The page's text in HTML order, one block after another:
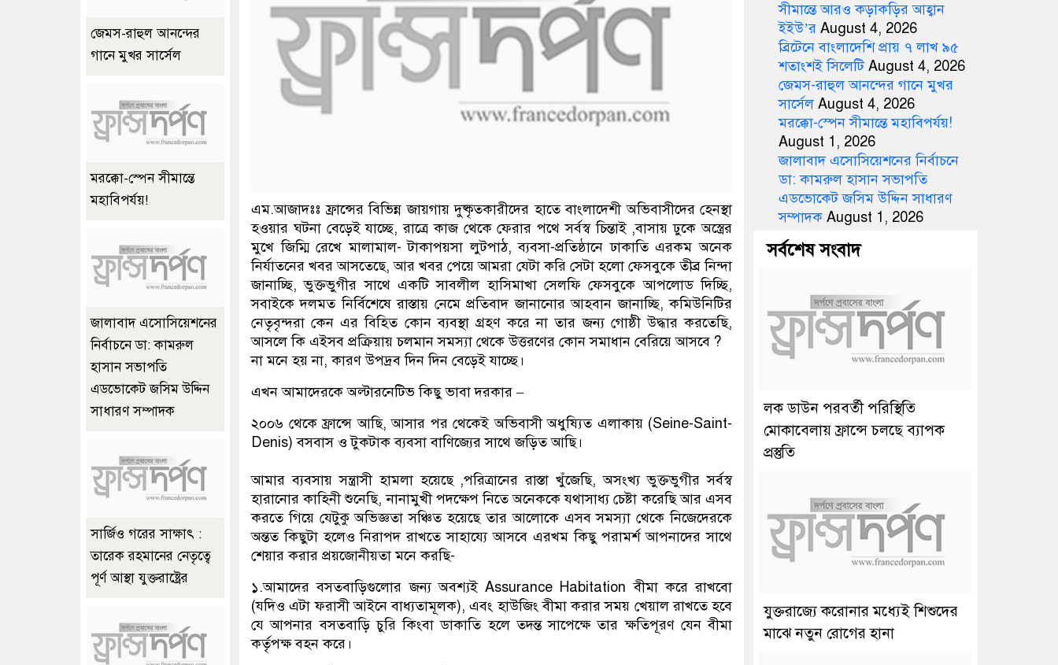
এম.আজাদঃঃ ফ্রান্সের বিভিন্ন জায়গায় দুষ্কৃতকারীদের হাতে বাংলাদেশী অভিবাসীদের হেনস্থা
হওয়ার ঘটনা বেড়েই যাচ্ছে, রাত্রে কাজ থেকে ফেরার পথে সর্বস্ব চিন্তাই ,বাসায় ঢুকে অস্ত্রের
মুখে জিম্মি রেখে মালামাল- টাকাপয়সা লুটপাঠ, ব্যবসা-প্রতিষ্ঠানে ঢাকাতি এরকম অনেক
নির্যাতনের খবর আসতেছে, আর খবর পেয়ে আমরা যেটা করি সেটা হলো ফেসবুকে তীব্র নিন্দা
জানাচ্ছি, ভুক্তভুগীর সাথে একটি সাবলীল হাসিমাখা সেলফি ফেসবুকে আপলোড দিচ্ছি,
সবাইকে দলমত নির্বিশেষে রাস্তায় নেমে প্রতিবাদ জানানোর আহবান জানাচ্ছি, কমিউনিটির
নেতৃবৃন্দরা কেন এর বিহিত কোন ব্যবস্থা গ্রহণ করে না তার জন্য গোষ্ঠী উদ্ধার করতেছি,
আসলে কি এইসব প্রক্রিয়ায় চলমান সমস্যা থেকে উত্তরণের কোন সমাধান বেরিয়ে আসবে ?
না মনে হয় না, কারণ উপদ্রব দিন দিন বেড়েই যাচ্ছে।
এখন আমাদেরকে অল্টারনেটিভ কিছু ভাবা দরকার –
২০০৬ থেকে ফ্রান্সে আছি, আসার পর থেকেই অভিবাসী অধুষ্যিত এলাকায় (Seine-Saint-
Denis) বসবাস ও টুকটাক ব্যবসা বাণিজ্যের সাথে জড়িত আছি।
আমার ব্যবসায় সন্ত্রাসী হামলা হয়েছে ,পরিত্রানের রাস্তা খুঁজেছি, অসংখ্য ভুক্তভুগীর সর্বস্ব
হারানোর কাহিনী শুনেছি, নানামুখী পদক্ষেপ নিতে অনেককে যথাসাধ্য চেষ্টা করেছি আর এসব
করতে গিয়ে যেটুকু অভিজ্ঞতা সঞ্চিত হয়েছে তার আলোকে এসব সমস্যা থেকে নিজেদেরকে
অন্তত কিছুটা হলেও নিরাপদ রাখতে সাহায্যে আসবে এরখম কিছু পরামর্শ আপনাদের সাথে
শেয়ার করার প্রয়জোনীয়তা মনে করছি-
১.আমাদের বসতবাড়িগুলোর জন্য অবশ্যই Assurance Habitation বীমা করে রাখবো
(যদিও এটা ফরাসী আইনে বাধ্যতামূলক), এবং হাউজিং বীমা করার সময় খেয়াল রাখতে হবে
যে আপনার বসতবাড়ি চুরি কিংবা ডাকাতি হলে তদন্ত সাপেক্ষে তার ক্ষতিপূরণ যেন বীমা
কর্তৃপক্ষ বহন করে।
জেমস-রাহুল আনন্দের
গানে মুখর সার্সেল
মরক্কো-স্পেন সীমান্তে
মহাবিপর্যয়!
জালাবাদ এসোসিয়েশনের
নির্বাচনে ডা: কামরুল
হাসান সভাপতি
এডভোকেট জসিম উদ্দিন
সাধারণ সম্পাদক
সার্জিও গরের সাক্ষাৎ :
তারেক রহমানের নেতৃত্বে
পূর্ণ আস্থা যুক্তরাষ্ট্রের
সীমান্তে আরও কড়াকড়ির আহ্বান
ইইউ’র August 4, 2026
ব্রিটেনে বাংলাদেশি প্রায় ৭ লাখ ৯৫
শতাংশই সিলেটি August 4, 2026
জেমস-রাহুল আনন্দের গানে মুখর
সার্সেল August 4, 2026
মরক্কো-স্পেন সীমান্তে মহাবিপর্যয়!
August 1, 2026
জালাবাদ এসোসিয়েশনের নির্বাচনে
ডা: কামরুল হাসান সভাপতি
এডভোকেট জসিম উদ্দিন সাধারণ
সম্পাদক August 1, 2026
সর্বশেষ সংবাদ
লক ডাউন পরবর্তী পরিস্থিতি
মোকাবেলায় ফ্রান্সে চলছে ব্যাপক
প্রস্তুতি
যুক্তরাজ্যে করোনার মধ্যেই শিশুদের
মাঝে নতুন রোগের হানা